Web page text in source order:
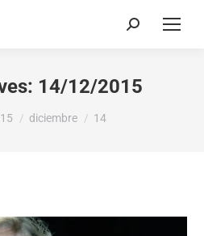
14/12/2015
diciembre 14